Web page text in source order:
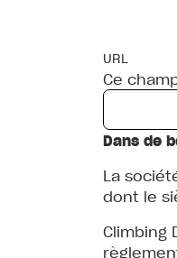
URL
Ce
Dans de
La
dont le
Climbing